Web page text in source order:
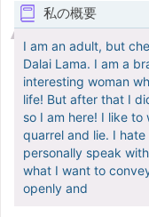
私の概要
I am an adult, but
Dalai Lama. I am a
interesting woman
life! But after that I
so I am here! I like
quarrel and lie. I
personally speak
what I want to
openly and